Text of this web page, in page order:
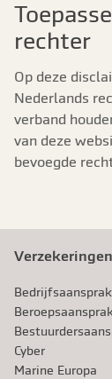
rechter
Op deze
Nederlands
verband
van deze
bevoegde
Verzekeringen
Cyber
Marine Europa